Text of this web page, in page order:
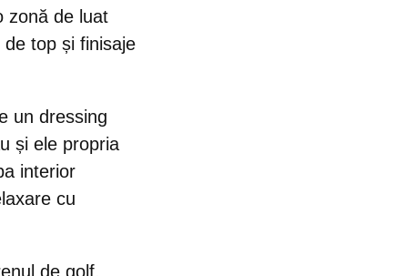
zonă de luat
top și finisaje
un dressing
și ele propria
interior
cu
de golf,